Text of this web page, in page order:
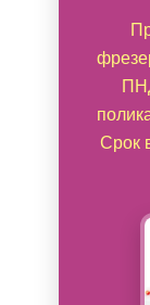
Срок